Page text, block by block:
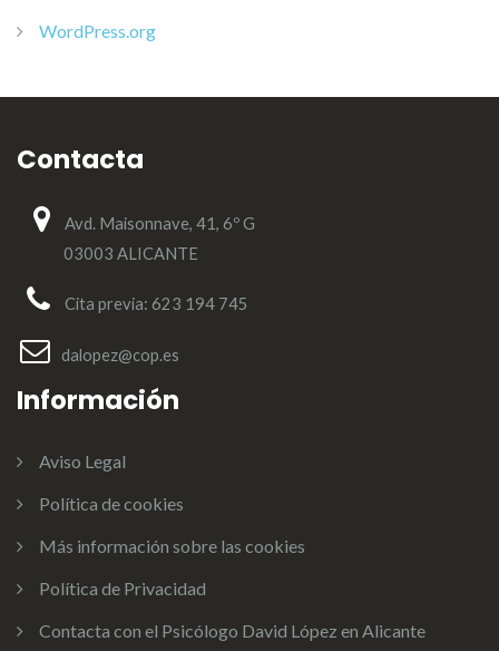
WordPress.org
Contacta
Avd. Maisonnave, 41, 6º G
03003 ALICANTE
Cita previa: 623 194 745
dalopez@cop.es
Información
Aviso Legal
Política de cookies
Más información sobre las cookies
Política de Privacidad
Contacta con el Psicólogo David López en Alicante